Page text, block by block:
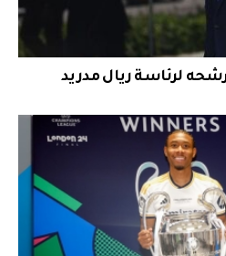
لرئاسة ريال مدريد